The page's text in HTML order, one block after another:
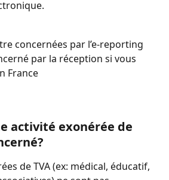
concernées par l’e-reporting
par la réception si vous
France
activité exonérée de
de TVA (ex: médical, éducatif,